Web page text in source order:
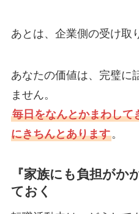
あとは、企業側の受け取
あなたの価値は、完璧に
ません。
毎日をなんとかまわして
にきちんとあります。
『家族にも負担がか
ておく